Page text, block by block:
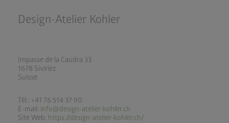
Design-Atelier Kohler
Impasse de la Caudra 33
1678 Siviriez
Suisse
Tél.: +41 76 514 37 90
E-mail: info@design-atelier-kohler.ch
Site Web: https://design-atelier-kohler.ch/